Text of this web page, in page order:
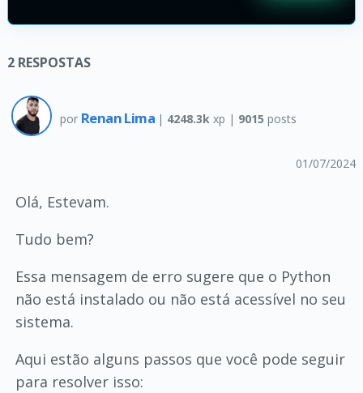
2 RESPOSTAS
por Renan Lima | 4248.3k xp | 9015 posts
01/07/2024
Olá, Estevam.
Tudo bem?
Essa mensagem de erro sugere que o Python
não está instalado ou não está acessível no seu
sistema.
Aqui estão alguns passos que você pode seguir
para resolver isso: